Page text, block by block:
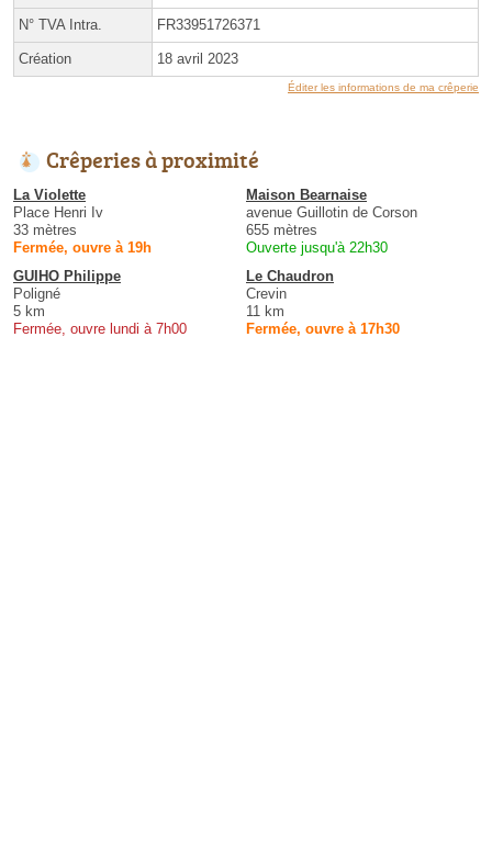
N° TVA Intra. FR33951726371
Création 18 avril 2023
Éditer les informations de ma crêperie
Crêperies à proximité
La Violette
Place Henri Iv
33 mètres
Fermée, ouvre à 19h
Maison Bearnaise
avenue Guillotin de Corson
655 mètres
Ouverte jusqu'à 22h30
GUIHO Philippe
Poligné
5 km
Fermée, ouvre lundi à 7h00
Le Chaudron
Crevin
11 km
Fermée, ouvre à 17h30